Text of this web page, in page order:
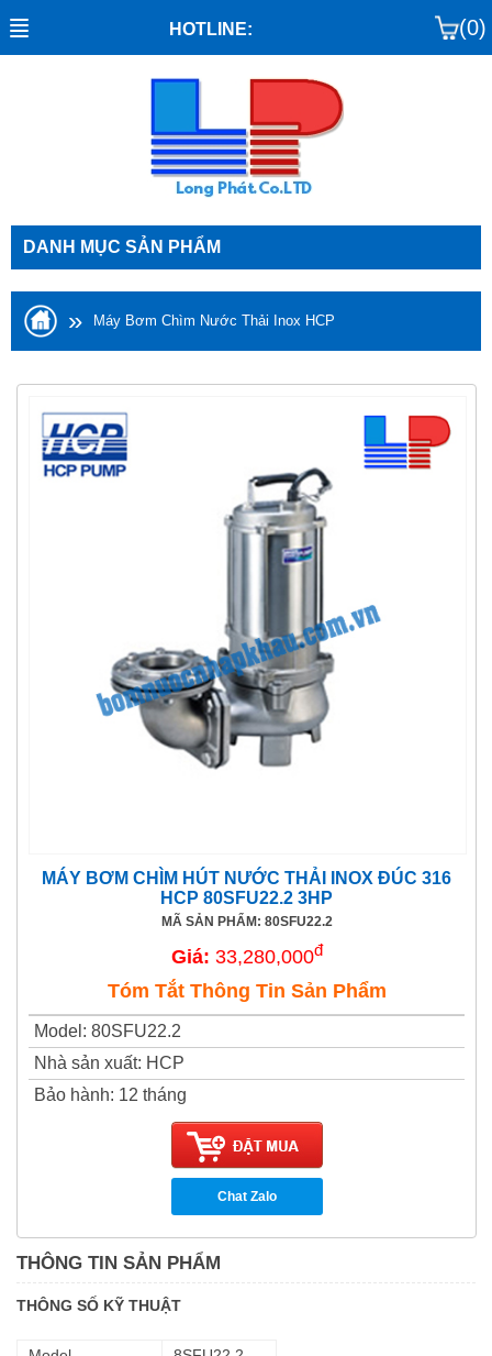
HOTLINE: (0)
DANH MỤC SẢN PHẨM
» Máy Bơm Chìm Nước Thải Inox HCP
MÁY BƠM CHÌM HÚT NƯỚC THẢI INOX ĐÚC 316
HCP 80SFU22.2 3HP
MÃ SẢN PHẨM: 80SFU22.2
Giá: 33,280,000đ
Tóm Tắt Thông Tin Sản Phẩm
Model : 80SFU22.2
Nhà sản xuất: HCP
Bảo hành: 12 tháng
Chat Zalo
THÔNG TIN SẢN PHẨM
THÔNG SỐ KỸ THUẬT